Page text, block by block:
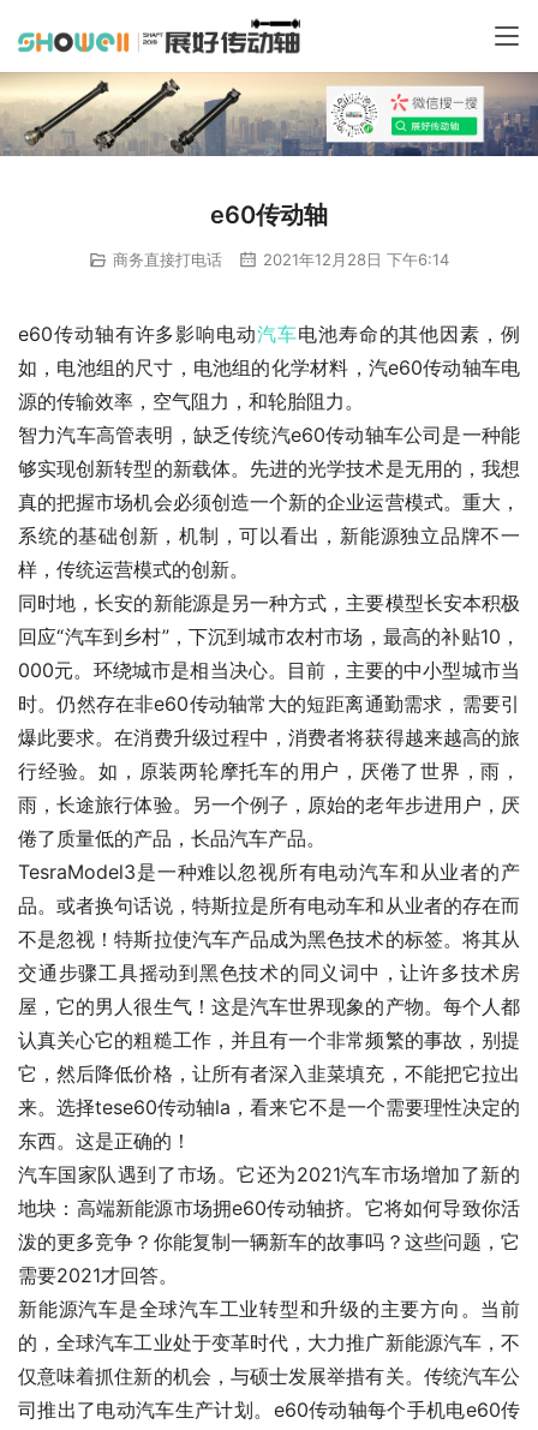
e60传动轴
商务直接打电话 2021年12月28日 下午6:14
e60传动轴有许多影响电动汽车电池寿命的其他因素，例
如，电池组的尺寸，电池组的化学材料，汽e60传动轴车电
源的传输效率，空气阻力，和轮胎阻力。
智力汽车高管表明，缺乏传统汽e60传动轴车公司是一种能
够实现创新转型的新载体。先进的光学技术是无用的，我想
真的把握市场机会必须创造一个新的企业运营模式。重大，
系统的基础创新，机制，可以看出，新能源独立品牌不一
样，传统运营模式的创新。
同时地，长安的新能源是另一种方式，主要模型长安本积极
回应“汽车到乡村”，下沉到城市农村市场，最高的补贴10，
000元。环绕城市是相当决心。目前，主要的中小型城市当
时。仍然存在非e60传动轴常大的短距离通勤需求，需要引
爆此要求。在消费升级过程中，消费者将获得越来越高的旅
行经验。如，原装两轮摩托车的用户，厌倦了世界，雨，
雨，长途旅行体验。另一个例子，原始的老年步进用户，厌
倦了质量低的产品，长品汽车产品。
TesraModel3是一种难以忽视所有电动汽车和从业者的产
品。或者换句话说，特斯拉是所有电动车和从业者的存在而
不是忽视！特斯拉使汽车产品成为黑色技术的标签。将其从
交通步骤工具摇动到黑色技术的同义词中，让许多技术房
屋，它的男人很生气！这是汽车世界现象的产物。每个人都
认真关心它的粗糙工作，并且有一个非常频繁的事故，别提
它，然后降低价格，让所有者深入韭菜填充，不能把它拉出
来。选择tese60传动轴la，看来它不是一个需要理性决定的
东西。这是正确的！
汽车国家队遇到了市场。它还为2021汽车市场增加了新的
地块：高端新能源市场拥e60传动轴挤。它将如何导致你活
泼的更多竞争？你能复制一辆新车的故事吗？这些问题，它
需要2021才回答。
新能源汽车是全球汽车工业转型和升级的主要方向。当前
的，全球汽车工业处于变革时代，大力推广新能源汽车，不
仅意味着抓住新的机会，与硕士发展举措有关。传统汽车公
司推出了电动汽车生产计划。e60传动轴每个手机电e60传